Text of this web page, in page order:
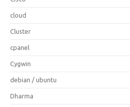
cloud
Cluster
cpanel
Cygwin
debian / ubuntu
Dharma